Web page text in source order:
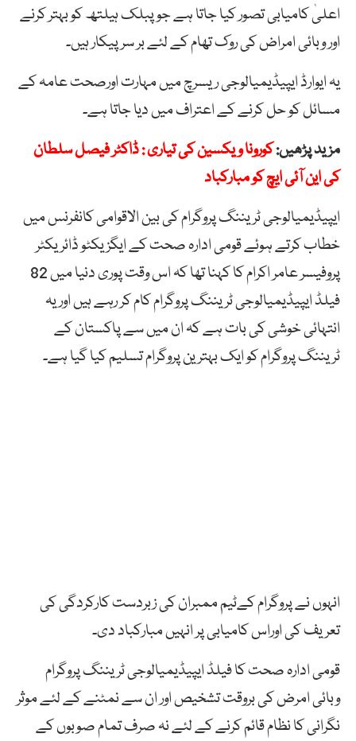
اعلیٰ کامیابی تصور کیا جاتا ہے جو پبلک ہیلتھ کو بہتر کرنے
اور وبائی امراض کی روک تھام کے لئے بر سر پیکار ہیں۔
یہ ایوارڈ ایپیڈیمیالوجی ریسرچ میں مہارت اورصحت عامہ کے
مسائل کو حل کرنے کے اعتراف میں دیا جاتا ہے۔
مزید پڑھیں:کورونا ویکسین کی تیاری : ڈاکٹر فیصل سلطان
کی این آئی ایچ کو مبارکباد
ایپیڈیمیالوجی ٹریننگ پروگرام کی بین الاقوامی کانفرنس میں
خطاب کرتے ہوئے قومی ادارہ صحت کے ایگزیکٹو ڈائریکٹر
پروفیسر عامر اکرام کا کہنا تھا کہ اس وقت پوری دنیا میں 82
فیلڈ ایپیڈیمیالوجی ٹریننگ پروگرام کام کر رہے ہیں اور یہ
انتہائی خوشی کی بات ہے کہ ان میں سے پاکستان کے
ٹریننگ پروگرام کو ایک بہترین پروگرام تسلیم کیا گیا ہے۔
انہوں نے پروگرام کےٹیم ممبران کی زبردست کارکردگی کی
تعریف کی اوراس کامیابی پر انہیں مبارکباد دی۔
قومی ادارہ صحت کا فیلڈ ایپیڈیمیالوجی ٹریننگ پروگرام
وبائی امرض کی بروقت تشخیص اور ان سے نمٹنے کے لئے موثر
نگرانی کا نظام قائم کرنے کے لئے نہ صرف تمام صوبوں کے